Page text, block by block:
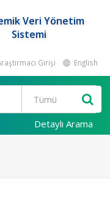
Veri Yönetim
Sistemi
Girişi English
Detaylı Arama